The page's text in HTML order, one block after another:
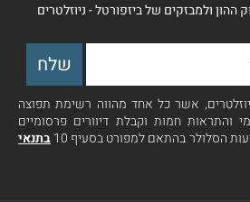
ולמבזקים של ביזפורטל - ניוזלטרים
אשר כל אחד מהווה רשימת תפוצה
והתראות חמות וקבלת דיוורים פרסומיים
הסלולר בהתאם למפורט בסעיף 10
בתנאי